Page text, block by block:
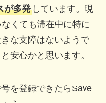
が多発しています。現
くても滞在中に特に
な支障はないようで
安心かと思います。
を登録できたらSave